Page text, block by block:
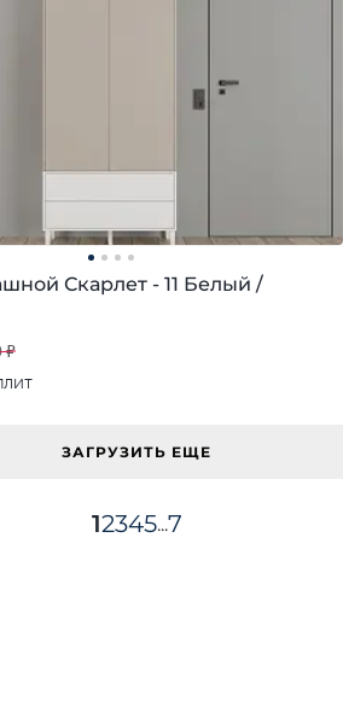
Скарлет - 11 Белый /
₽
ЗАГРУЗИТЬ ЕЩЕ
12345...7